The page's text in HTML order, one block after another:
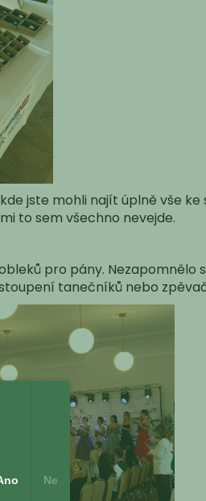
jste mohli najít úplně vše ke
to sem všechno nevejde.
pro pány. Nezapomnělo
tanečníků nebo
Ne